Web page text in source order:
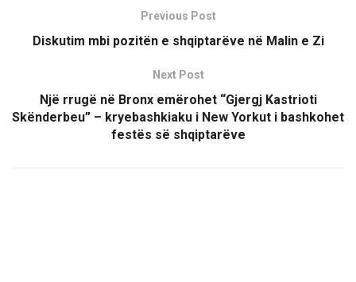
Previous Post
Diskutim mbi pozitën e shqiptarëve në Malin e Zi
Next Post
Një rrugë në Bronx emërohet “Gjergj Kastrioti
Skënderbeu” – kryebashkiaku i New Yorkut i bashkohet
festës së shqiptarëve